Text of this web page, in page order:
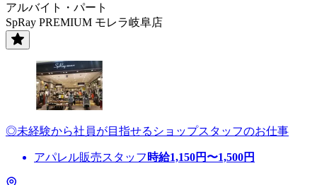
アルバイト・パート
SpRay PREMIUM モレラ岐阜店
◎未経験から社員が目指せるショップスタッフのお仕事
アパレル販売スタッフ 時給1,150円〜1,500円